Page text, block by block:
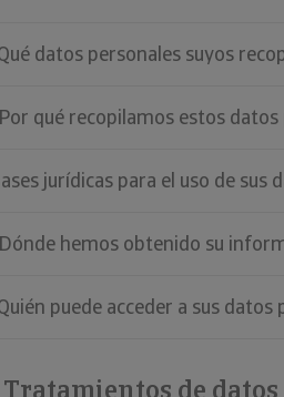
datos personales suyos
qué recopilamos estos
jurídicas para el uso de sus
hemos obtenido su
puede acceder a sus datos
Tratamientos de